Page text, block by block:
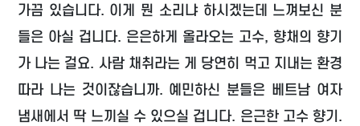
가끔 있습니다. 이게 뭔 소리냐 하시겠는데 느껴보신 분
들은 아실 겁니다. 은은하게 올라오는 고수, 향채의 향기
가 나는 걸요. 사람 채취라는 게 당연히 먹고 지내는 환경
따라 나는 것이잖습니까. 예민하신 분들은 베트남 여자
냄새에서 딱 느끼실 수 있으실 겁니다. 은근한 고수 향기.